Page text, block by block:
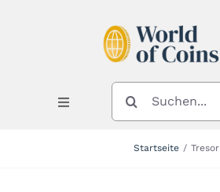
Toggle
Navigation
SUCHE
NACH:
Startseite Tresor